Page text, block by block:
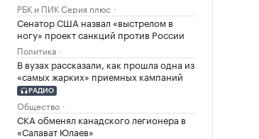
РБК и ПИК Серия плюс
Сенатор США назвал «выстрелом в
ногу» проект санкций против России
Политика
В вузах рассказали, как прошла одна из
«самых жарких» приемных кампаний
РАДИО
Общество
СКА обменял канадского легионера в
«Салават Юлаев»